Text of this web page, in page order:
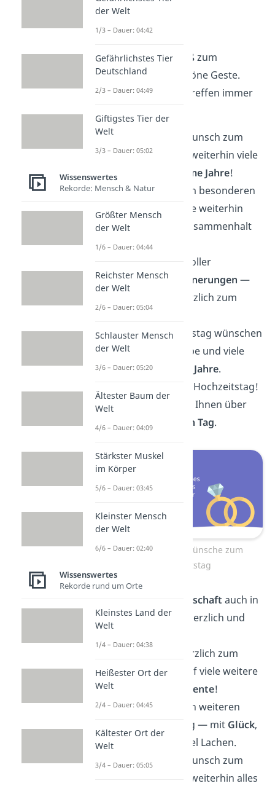
wertschätzenderGrußzum
Hochzeitstag eine schöne Geste.
Diese Glückwünsche treffen immer
Herzlichen Glückwunsch zum
Hochzeitstag und weiterhin viele
schöne
gemeinsame Jahre!
Alles Gute zu Ihrem besonderen
Tag! Möge Ihre Ehe weiterhin
vonFreude
und Zusammenhalt
geprägt sein.
Ein weiteres Jahr voller
gemeinsamer
Erinnerungen —
wir gratulieren herzlich zum
Zu Ihrem Hochzeitstag wünschen
wir Ihnen alles Liebe und viele
weitereglückliche Jahre.
Glückwunsch zum Hochzeitstag!
Wir freuen uns mit Ihnen über
diesenbesonderen Tag.
Formelle Glückwünsche zum
Hochzeitstag
Partnerschaft auch in
Zukunft so stark, herzlich und
Wir gratulieren herzlich zum
Hochzeitstag — auf viele weitere
gemeinsame
Momente!
Alles Gute für Ihren weiteren
gemeinsamen Weg — mit Glück,
Gesundheit und viel Lachen.
Herzlichen Glückwunsch zum
Hochzeitstag und weiterhin alles
der Welt
1/3 – Dauer: 04:42
Gefährlichstes Tier
Deutschland
2/3 – Dauer: 04:49
Giftigstes Tier der
Welt
3/3 – Dauer: 05:02
Wissenswertes
Rekorde: Mensch & Natur
Größter Mensch
der Welt
1/6 – Dauer: 04:44
Reichster Mensch
der Welt
2/6 – Dauer: 05:04
Schlauster Mensch
der Welt
3/6 – Dauer: 05:20
Ältester Baum der
Welt
4/6 – Dauer: 04:09
Stärkster Muskel
im Körper
5/6 – Dauer: 03:45
Kleinster Mensch
der Welt
6/6 – Dauer: 02:40
Wissenswertes
Rekorde rund um Orte
Kleinstes Land der
Welt
1/4 – Dauer: 04:38
Heißester Ort der
Welt
2/4 – Dauer: 04:45
Kältester Ort der
Welt
3/4 – Dauer: 05:05